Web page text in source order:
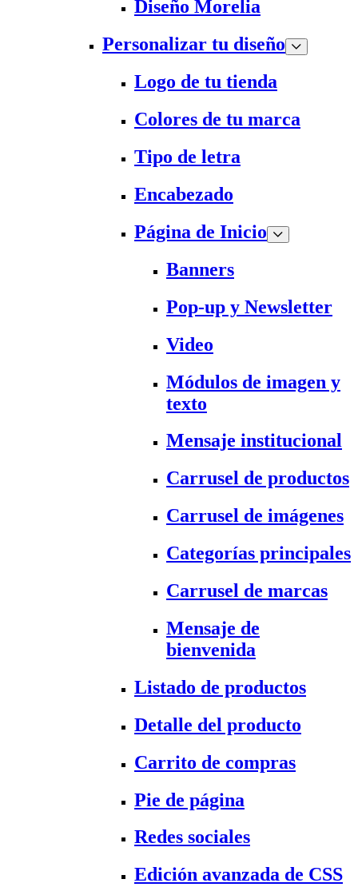
Diseño Morelia
Personalizar tu diseño
Logo de tu tienda
Colores de tu marca
Tipo de letra
Encabezado
Página de Inicio
Banners
Pop-up y Newsletter
Video
Módulos de imagen y
texto
Mensaje institucional
Carrusel de productos
Carrusel de imágenes
Categorías principales
Carrusel de marcas
Mensaje de
bienvenida
Listado de productos
Detalle del producto
Carrito de compras
Pie de página
Redes sociales
Edición avanzada de CSS